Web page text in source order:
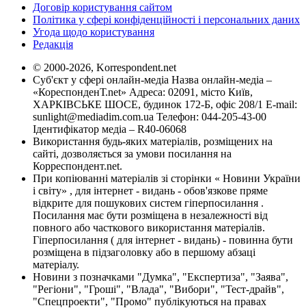
Договір користування сайтом
Політика у сфері конфіденційності і персональних даних
Угода щодо користування
Редакція
© 2000-2026, Korrespondent.net
Суб'єкт у сфері онлайн-медіа Назва онлайн-медіа –
«КореспонденТ.net» Адреса: 02091, місто Київ,
ХАРКІВСЬКЕ ШОСЕ, будинок 172-Б, офіс 208/1 E-mail:
sunlight@mediadim.com.ua Телефон: 044-205-43-00
Ідентифікатор медіа – R40-06068
Використання будь-яких матеріалів, розміщених на
сайті, дозволяється за умови посилання на
Корреспондент.net.
При копіюванні матеріалів зі сторінки « Новини України
і світу» , для інтернет - видань - обов'язкове пряме
відкрите для пошукових систем гіперпосилання .
Посилання має бути розміщена в незалежності від
повного або часткового використання матеріалів.
Гіперпосилання ( для інтернет - видань) - повинна бути
розміщена в підзаголовку або в першому абзаці
матеріалу.
Новини з позначками "Думка", "Експертиза", "Заява",
"Регіони", "Гроші", "Влада", "Вибори", "Тест-драйв",
"Спецпроекти", "Промо" публікуються на правах